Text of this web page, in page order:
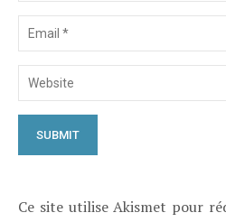
Ce site utilise Akismet pour